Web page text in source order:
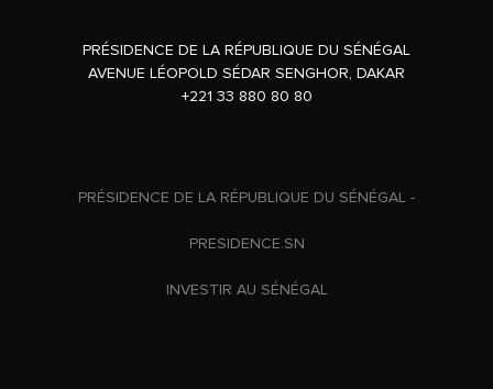
PRÉSIDENCE DE LA RÉPUBLIQUE DU SÉNÉGAL
AVENUE LÉOPOLD SÉDAR SENGHOR, DAKAR
+221 33 880 80 80
PRÉSIDENCE DE LA RÉPUBLIQUE DU SÉNÉGAL -
PRESIDENCE.SN
INVESTIR AU SÉNÉGAL